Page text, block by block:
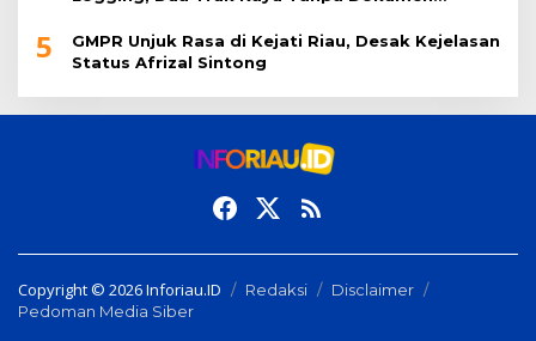
5
GMPR Unjuk Rasa di Kejati Riau, Desak Kejelasan
Status Afrizal Sintong
Copyright © 2026 Inforiau.ID Redaksi
Disclaimer
Pedoman Media Siber